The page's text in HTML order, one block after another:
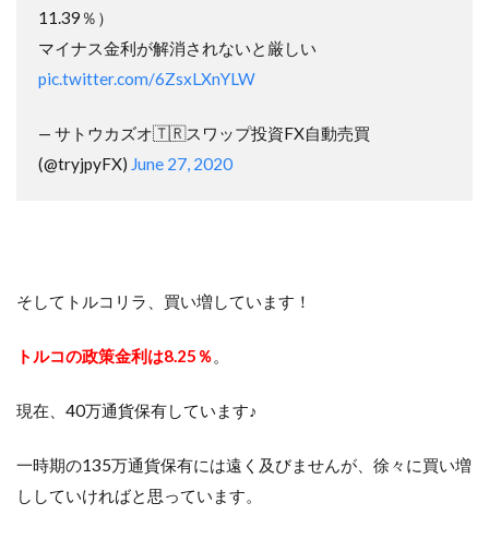
11.39％）
マイナス金利が解消されないと厳しい
pic.twitter.com/6ZsxLXnYLW
— サトウカズオ🇹🇷スワップ投資FX自動売買
(@tryjpyFX) June 27, 2020
そしてトルコリラ、買い増しています！
トルコの政策金利は8.25％。
現在、40万通貨保有しています♪
一時期の135万通貨保有には遠く及びませんが、徐々に買い増
ししていければと思っています。